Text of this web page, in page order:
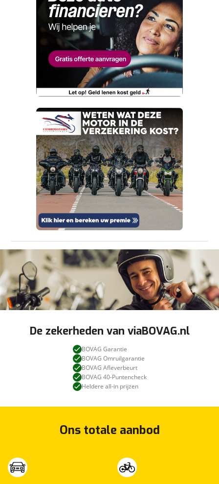
Telefoonnummer (optioneel)
Vraag mijn proefrit aan
om je aanvraag zo goed mogelijk bij de
aanbieder te brengen. Lees hier meer over in
onzeprivacyverklaring .
Naam
E-mailadres
Telefoonnummer (optioneel)
Verstuur mijn vraag
viaBOVAG.nl verwerkt je persoonsgegevens
om je aanvraag zo goed mogelijk bij de
aanbieder te brengen. Lees hier meer over in
onzeprivacyverklaring .
melden. Dat komt de kwaliteit van onze
advertenties ten goede, dankjewel!
Wat is jou opgevallen?
Wat klopt er niet?
Kan je ons nog meer vertellen? (optioneel)
Stuur mijn bevinding door
De zekerheden van viaBOVAG.nl
BOVAG Garantie
BOVAG Omruilgarantie
BOVAG Afleverbeurt
BOVAG 40-Puntencheck
Heldere all-in prijzen
Ons totale aanbod